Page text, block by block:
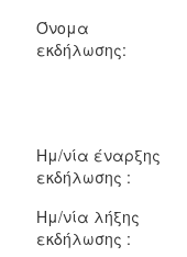
Όνομα
εκδήλωσης:
Ημ/νία έναρξης
εκδήλωσης :
Ημ/νία λήξης
εκδήλωσης :